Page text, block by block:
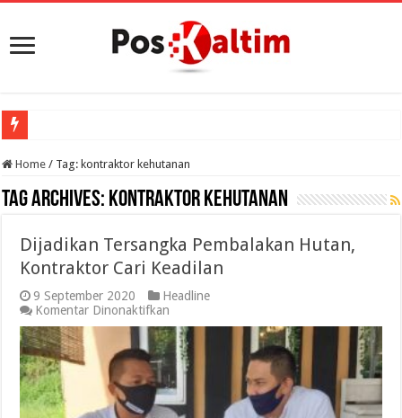
Home / Tag: kontraktor kehutanan
Tag Archives: kontraktor kehutanan
Dijadikan Tersangka Pembalakan Hutan,
Kontraktor Cari Keadilan
9 September 2020
Headline
Komentar Dinonaktifkan
Dijadikan
Tersangka
Pembalakan
Hutan,
Kontraktor
Cari
Keadilan